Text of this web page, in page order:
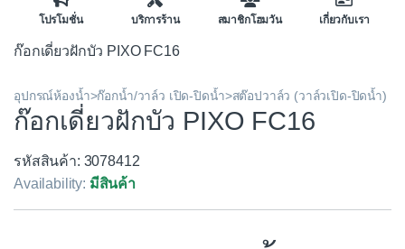
โปรโมชั่น บริการร้าน สมาชิกโฮมวัน เกี่ยวกับเรา
ก๊อกเดี่ยวฝักบัว PIXO FC16
อุปกรณ์ห้องน้ำ>ก๊อกน้ำ/วาล์ว เปิด-ปิดน้ำ>สต๊อปวาล์ว (วาล์วเปิด-ปิดน้ำ)
ก๊อกเดี่ยวฝักบัว PIXO FC16
รหัสสินค้า: 3078412
Availability: มีสินค้า